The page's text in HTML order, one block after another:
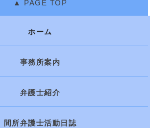
ホーム
事務所案内
弁護士紹介
間所弁護士活動日誌